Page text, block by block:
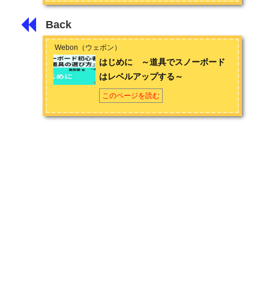
Back
Webon（ウェボン）
はじめに ～道具でスノーボード
はレベルアップする～
このページを読む